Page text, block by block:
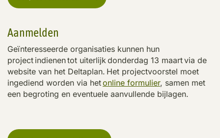
Aanmelden
Geïnteresseerde organisaties kunnen hun
project indienen tot uiterlijk donderdag 13 maart via de
website van het Deltaplan. Het projectvoorstel moet
ingediend worden via hetonline formulier, samen met
een begroting en eventuele aanvullende bijlagen.